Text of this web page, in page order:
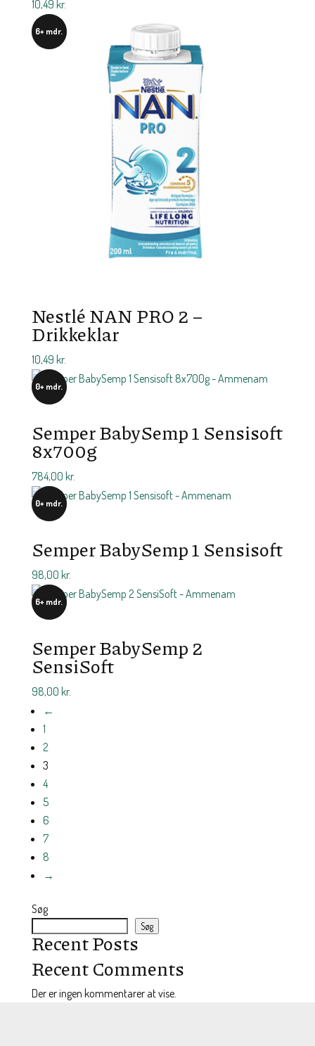
10,49 kr.
6+ mdr.
Nestlé NAN PRO 2 –
Drikkeklar
10,49 kr.
0+ mdr.
Semper BabySemp 1 Sensisoft
8x700g
784,00 kr.
0+ mdr.
Semper BabySemp 1 Sensisoft
98,00 kr.
6+ mdr.
Semper BabySemp 2
SensiSoft
98,00 kr.
←
1
2
3
4
5
6
7
8
→
Søg
Søg
Recent Posts
Recent Comments
Der er ingen kommentarer at vise.